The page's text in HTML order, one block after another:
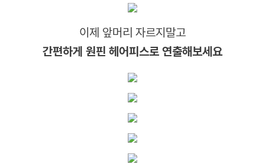
이제 앞머리 자르지말고
간편하게 원핀 헤어피스로 연출해보세요